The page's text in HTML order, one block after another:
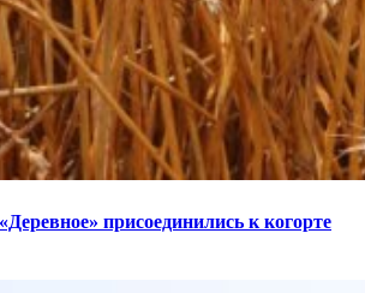
присоединились к когорте